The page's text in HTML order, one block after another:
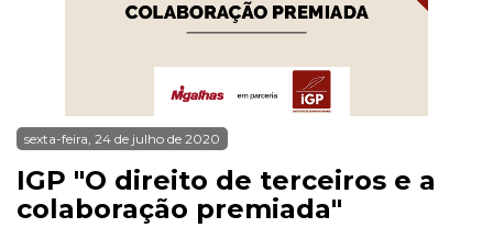
sexta-feira, 24 de julho de 2020
IGP "O direito de terceiros e a
colaboração premiada"